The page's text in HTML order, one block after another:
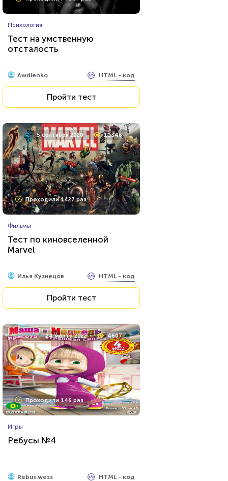
Психология
Тест на умственную
отсталость
Awdienko HTML - код
Пройти тест
5 сентября 2020 11346
Проходили 1427 раз
Фильмы
Тест по киновселенной
Marvel
Илья Кузнецов HTML - код
Пройти тест
24 марта 2022 4607
Проходили 146 раз
Игры
Ребусы №4
Rebus.wess HTML - код